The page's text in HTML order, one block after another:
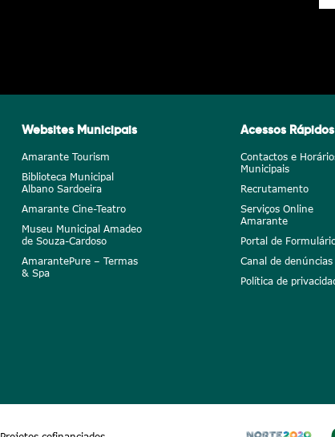
Websites Municipais
Amarante Tourism
Biblioteca Municipal
Albano Sardoeira
Amarante Cine-Teatro
Museu Municipal Amadeo
de Souza-Cardoso
AmarantePure – Termas
& Spa
Acessos Rápidos
Contactos e
Municipais
Recrutamento
Serviços Online
Amarante
Portal de
Canal de denúncias
Política de